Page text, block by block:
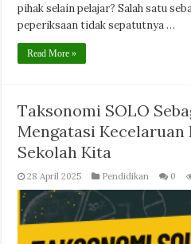
pihak selain pelajar? Salah satu
peperiksaan tidak sepatutnya …
Read More »
Taksonomi SOLO
Mengatasi Kecelaruan
Sekolah Kita
28 April 2025 Pendidikan 0